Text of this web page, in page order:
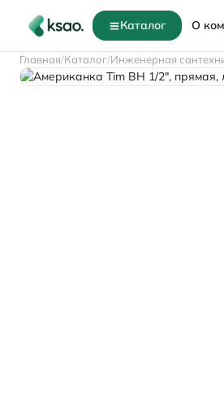
Каталог О
Главная Каталог Инженерная